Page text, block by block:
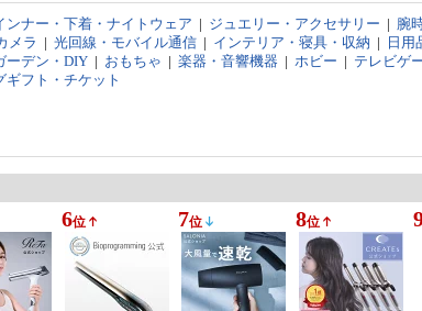
ンナー・下着・ナイトウェア | ジュエリー・アクセサリー | 腕
メラ | 光回線・モバイル通信 | インテリア・寝具・収納 | 日用
ーデン・DIY | おもちゃ | 楽器・音響機器 | ホビー | テレビゲ
ギフト・チケット
6位 7位 8位